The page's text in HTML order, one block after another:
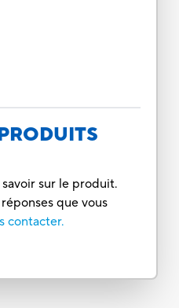
sur le produit.
que vous
contacter.